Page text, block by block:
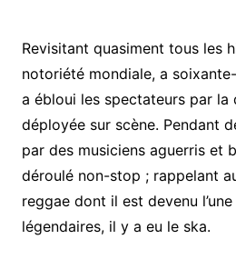
Revisitant quasiment tous les
notoriété mondiale, a
a ébloui les spectateurs par la
déployée sur scène. Pendant
par des musiciens aguerris et
déroulé non-stop ; rappelant
reggae dont il est devenu
légendaires, il y a eu le ska.